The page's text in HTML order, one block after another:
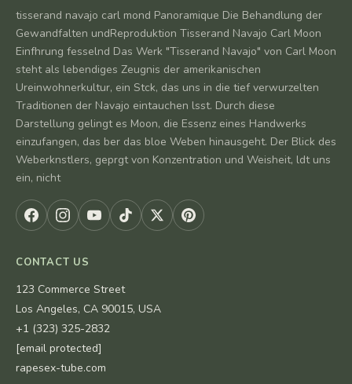
tisserand navajo carl mond Panoramique Die Behandlung der
Gewandfalten undReproduktion Tisserand Navajo Carl Moon
Einfhrung fesselnd Das Werk "Tisserand Navajo" von Carl Moon
steht als lebendiges Zeugnis der amerikanischen
Ureinwohnerkultur, ein Stck, das uns in die tief verwurzelten
Traditionen der Navajo eintauchen lsst. Durch diese
Darstellung gelingt es Moon, die Essenz eines Handwerks
einzufangen, das ber das bloe Weben hinausgeht. Der Blick des
Weberknstlers, geprgt von Konzentration und Weisheit, ldt uns
ein, nicht
CONTACT US
123 Commerce Street
Los Angeles, CA 90015, USA
+1 (323) 325-2832
[email protected]
rapesex-tube.com